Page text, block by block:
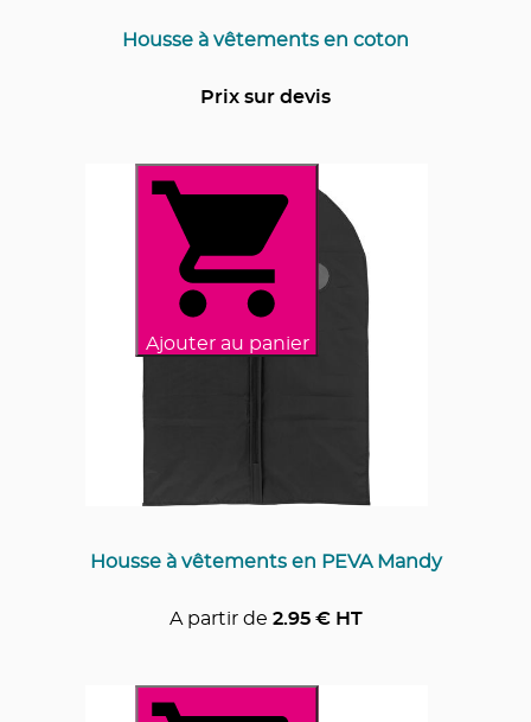
Housse à vêtements en coton
Prix sur devis
Ajouter au panier
Housse à vêtements en PEVA Mandy
A partir de 2.95€ HT